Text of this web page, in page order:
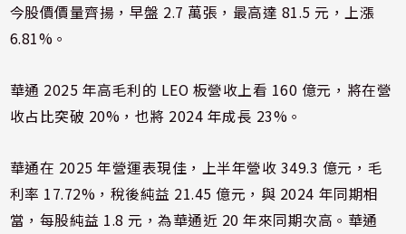
今股價價量齊揚，早盤 2.7 萬張，最高達 81.5 元，上漲
6.81%。
華通 2025 年高毛利的 LEO 板營收上看 160 億元，將在營
收占比突破 20%，也將 2024 年成長 23%。
華通在 2025 年營運表現佳，上半年營收 349.3 億元，毛
利率 17.72%，稅後純益 21.45 億元，與 2024 年同期相
當，每股純益 1.8 元，為華通近 20 年來同期次高。華通